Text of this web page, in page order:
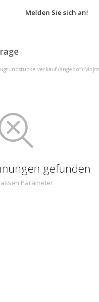
Melden Sie sich an!
verkauf (angebot)
gefunden
Parameter